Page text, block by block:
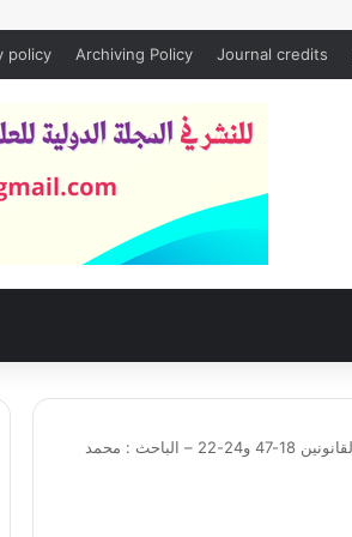
Journal credits
Archiving Policy
policy
المراكز الجهوية للاستثمار وسؤال الإصلاح؟ قراءة مقارناتية بين القانونين 18-47 و24-22 – الباحث : محمد